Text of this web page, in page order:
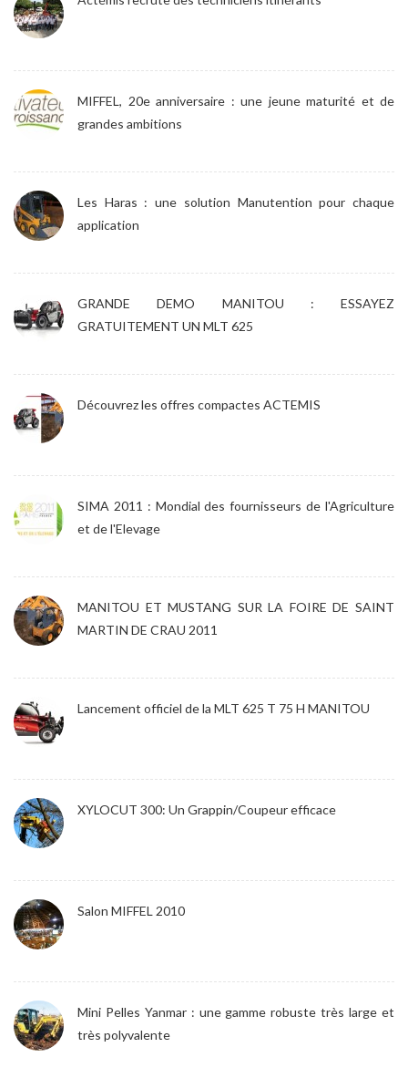
MIFFEL, 20e anniversaire : une jeune maturité et de
grandes ambitions
Les Haras : une solution Manutention pour chaque
application
GRANDE DEMO MANITOU : ESSAYEZ
GRATUITEMENT UN MLT 625
Découvrez les offres compactes ACTEMIS
SIMA 2011 : Mondial des fournisseurs de l'Agriculture
et de l'Elevage
MANITOU ET MUSTANG SUR LA FOIRE DE SAINT
MARTIN DE CRAU 2011
Lancement officiel de la MLT 625 T 75 H MANITOU
XYLOCUT 300: Un Grappin/Coupeur efficace
Salon MIFFEL 2010
Mini Pelles Yanmar : une gamme robuste très large et
très polyvalente